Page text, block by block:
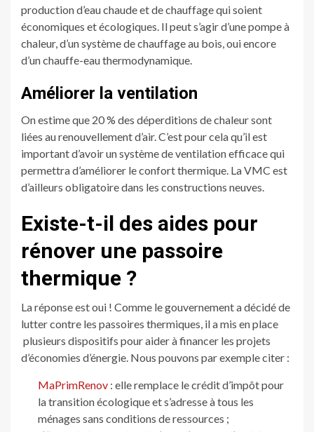
production d’eau chaude et de chauffage qui soient
économiques et écologiques. Il peut s’agir d’une pompe à
chaleur, d’un système de chauffage au bois, oui encore
d’un chauffe-eau thermodynamique.
Améliorer la ventilation
On estime que 20 % des déperditions de chaleur sont
liées au renouvellement d’air. C’est pour cela qu’il est
important d’avoir un système de ventilation efficace qui
permettra d’améliorer le confort thermique. La VMC est
d’ailleurs obligatoire dans les constructions neuves.
Existe-t-il des aides pour
rénover une passoire
thermique ?
La réponse est oui ! Comme le gouvernement a décidé de
lutter contre les passoires thermiques, il a mis en place
plusieurs dispositifs pour aider à financer les projets
d’économies d’énergie. Nous pouvons par exemple citer :
MaPrimRenov : elle remplace le crédit d’impôt pour
la transition écologique et s’adresse à tous les
ménages sans conditions de ressources ;